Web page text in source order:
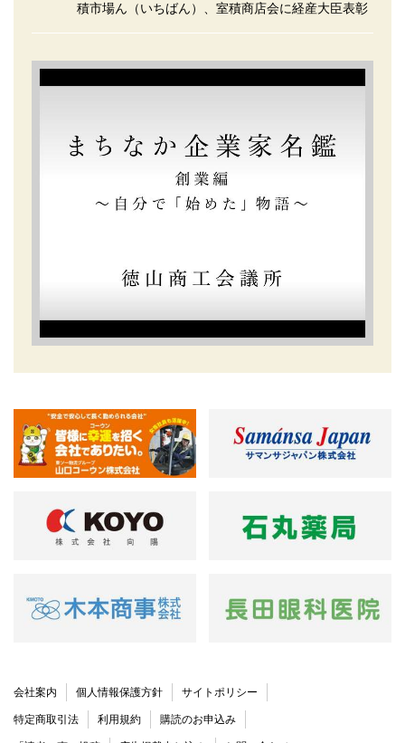
積市場ん（いちばん）、室積商店会に経産大臣表彰
会社案内 個人情報保護方針 サイトポリシー
特定商取引法 利用規約 購読のお申込み